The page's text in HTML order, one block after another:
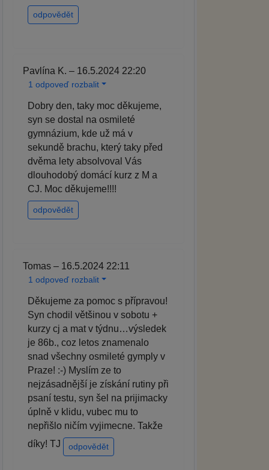
odpovědět
Pavlína K. – 16.5.2024 22:20
1 odpoveď rozbalit
Dobry den, taky moc děkujeme,
syn se dostal na osmileté
gymnázium, kde už má v
sekundě brachu, který taky před
dvěma lety absolvoval Vás
dlouhodobý domácí kurz z M a
CJ. Moc děkujeme!!!!
odpovědět
Tomas – 16.5.2024 22:11
1 odpoveď rozbalit
Děkujeme za pomoc s přípravou!
Syn chodil většinou v sobotu +
kurzy cj a mat v týdnu…výsledek
je 86b., coz letos znamenalo
snad všechny osmileté gymply v
Praze! :-) Myslím ze to
nejzásadnější je získání rutiny při
psaní testu, syn šel na prijimacky
úplně v klidu, vubec mu to
nepřišlo ničím vyjimecne. Takže
díky! TJ
odpovědět